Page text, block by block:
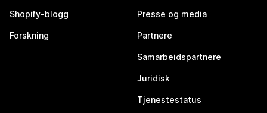
Shopify-blogg
Forskning
Presse og media
Partnere
Samarbeidspartnere
Juridisk
Tjenestestatus